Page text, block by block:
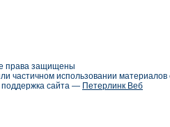
права защищены
частичном использовании
поддержка сайта — Петерлинк Веб